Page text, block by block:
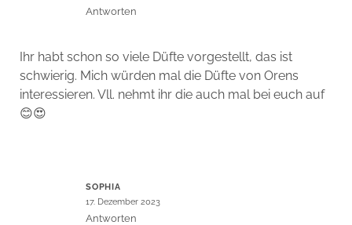
Antworten
Ihr habt schon so viele Düfte vorgestellt, das ist
schwierig. Mich würden mal die Düfte von Orens
interessieren. Vll. nehmt ihr die auch mal bei euch auf
😊😍
SOPHIA
17. Dezember 2023
Antworten